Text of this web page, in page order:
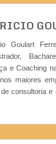
Goulart
e Coaching
maiores
consultoria